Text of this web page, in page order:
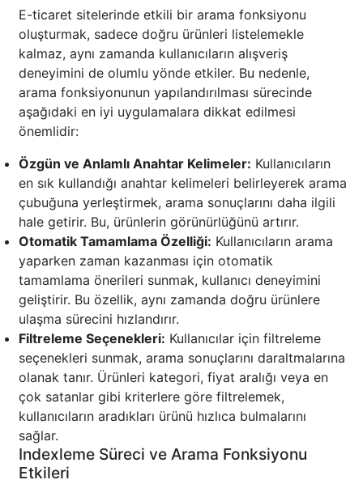
E-ticaret sitelerinde etkili bir arama fonksiyonu
oluşturmak, sadece doğru ürünleri listelemekle
kalmaz, aynı zamanda kullanıcıların alışveriş
deneyimini de olumlu yönde etkiler. Bu nedenle,
arama fonksiyonunun yapılandırılması sürecinde
aşağıdaki en iyi uygulamalara dikkat edilmesi
önemlidir:
Özgün ve Anlamlı Anahtar Kelimeler: Kullanıcıların
en sık kullandığı anahtar kelimeleri belirleyerek arama
çubuğuna yerleştirmek, arama sonuçlarını daha ilgili
hale getirir. Bu, ürünlerin görünürlüğünü artırır.
Otomatik Tamamlama Özelliği: Kullanıcıların arama
yaparken zaman kazanması için otomatik
tamamlama önerileri sunmak, kullanıcı deneyimini
geliştirir. Bu özellik, aynı zamanda doğru ürünlere
ulaşma sürecini hızlandırır.
Filtreleme Seçenekleri: Kullanıcılar için filtreleme
seçenekleri sunmak, arama sonuçlarını daraltmalarına
olanak tanır. Ürünleri kategori, fiyat aralığı veya en
çok satanlar gibi kriterlere göre filtrelemek,
kullanıcıların aradıkları ürünü hızlıca bulmalarını
sağlar.
Indexleme Süreci ve Arama Fonksiyonu
Etkileri